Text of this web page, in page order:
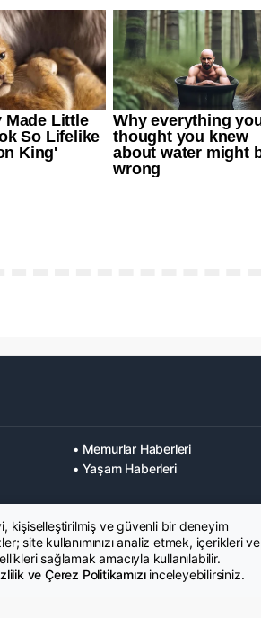
• Memurlar Haberleri
• Yaşam Haberleri
kişiselleştirilmiş ve güvenli bir deneyim
site kullanımınızı analiz etmek, içerikleri ve
sağlamak amacıyla kullanılabilir.
ve Çerez Politikamızıinceleyebilirsiniz.